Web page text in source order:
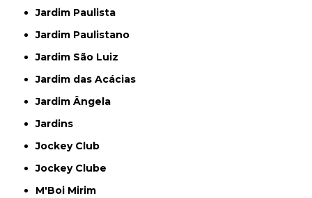
Jardim Paulista
Jardim Paulistano
Jardim São Luiz
Jardim das Acácias
Jardim Ângela
Jardins
Jockey Club
Jockey Clube
M'Boi Mirim